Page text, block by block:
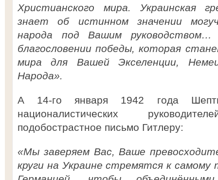
Христианского мира. Украинская
знает об истинном значении
народа под Вашим
благословении победы, которая
мира для Вашей Экселенции,
Народа».
А 14-го января 1942 года
националистических
подобострастное письмо Гитлеру:
«Мы заверяем Вас, Ваше
круги на Украине стремятся к самому